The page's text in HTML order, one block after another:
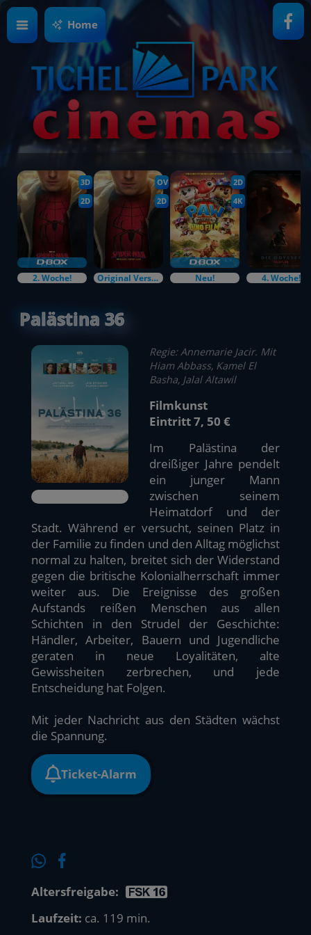
Home
3D
2D
2. Woche!
OV
2D
Original Versions
2D
4K
Neu! 4. Woche!
Palästina 36
Regie: Annemarie Jacir. Mit
Hiam Abbass, Kamel El
Basha, Jalal Altawil
Filmkunst
Eintritt 7, 50 €
Im Palästina der
dreißiger Jahre pendelt
ein junger Mann
zwischen seinem
Heimatdorf und der
Stadt. Während er versucht, seinen Platz in
der Familie zu finden und den Alltag möglichst
normal zu halten, breitet sich der Widerstand
gegen die britische Kolonialherrschaft immer
weiter aus. Die Ereignisse des großen
Aufstands reißen Menschen aus allen
Schichten in den Strudel der Geschichte:
Händler, Arbeiter, Bauern und Jugendliche
geraten in neue Loyalitäten, alte
Gewissheiten zerbrechen, und jede
Entscheidung hat Folgen.
Mit jeder Nachricht aus den Städten wächst
die Spannung.
Ticket-Alarm
Altersfreigabe:
Laufzeit: ca. 119 min.